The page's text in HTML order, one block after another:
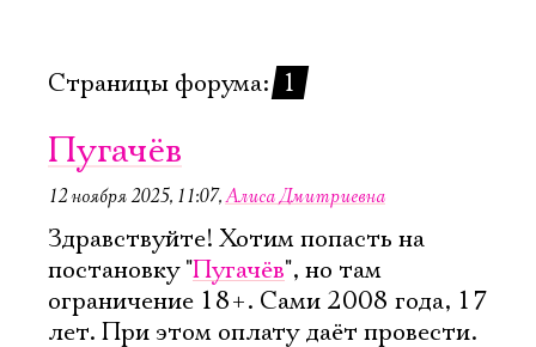
Страницы форума: 1
Пугачëв
12 ноября 2025, 11:07,Алиса Дмитриевна
Здравствуйте! Хотим попасть на
постановку "Пугачёв", но там
ограничение 18+. Сами 2008 года, 17
лет. При этом оплату даёт провести.
Электропочта